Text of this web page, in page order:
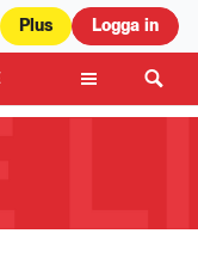
Plus Logga in
News Media AB är
här